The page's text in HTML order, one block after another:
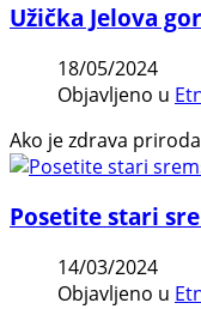
Užička Jelova
18/05/2024
Objavljeno u
Ako je zdrava
Posetite stari
14/03/2024
Objavljeno u